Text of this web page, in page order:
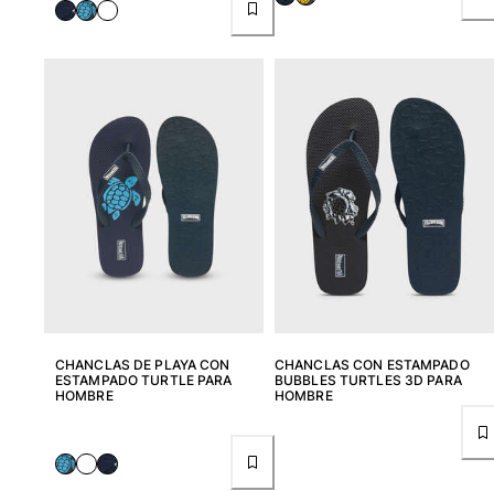
Polos
Pantalones
Sweatshirts
Camisetas
Colección loungewear
Kimonos
Ver todo Pret-a-porter
Niño
Trajes de baño
CHANCLAS DE PLAYA CON
ESTAMPADO TURTLE PARA
HOMBRE
CHANCLAS CON ESTAMPADO
BUBBLES TURTLES 3D PARA
HOMBRE